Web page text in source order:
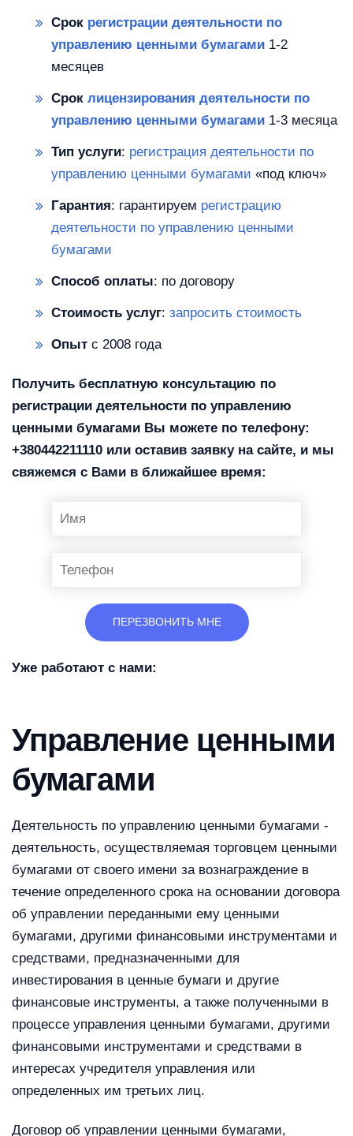
Срок регистрации деятельности по
управлению ценными бумагами 1-2
месяцев
Срок лицензирования деятельности по
управлению ценными бумагами 1-3 месяца
Тип услуги: регистрация деятельности по
управлению ценными бумагами «под ключ»
Гарантия: гарантируем регистрацию
деятельности по управлению ценными
бумагами
Способ оплаты: по договору
Стоимость услуг: запросить стоимость
Опыт с 2008 года
Получить бесплатную консультацию по
регистрации деятельности по управлению
ценными бумагами Вы можете по телефону:
+380442211110 или оставив заявку на сайте, и мы
свяжемся с Вами в ближайшее время:
Уже работают с нами:
Управление ценными
бумагами
Деятельность по управлению ценными бумагами -
деятельность, осуществляемая торговцем ценными
бумагами от своего имени за вознаграждение в
течение определенного срока на основании договора
об управлении переданными ему ценными
бумагами, другими финансовыми инструментами и
средствами, предназначенными для
инвестирования в ценные бумаги и другие
финансовые инструменты, а также полученными в
процессе управления ценными бумагами, другими
финансовыми инструментами и средствами в
интересах учредителя управления или
определенных им третьих лиц.
Договор об управлении ценными бумагами,